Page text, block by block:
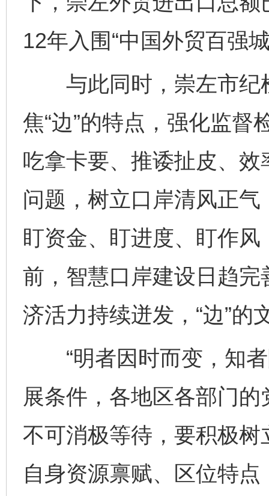
12年入围“中国外贸百强
与此同时，崇左市纪
焦“边”的特点，强化监督
吃拿卡要、推诿扯皮、
问题，树立口岸清风正
盯资金、盯进度、盯作
前，智慧口岸建设日趋
济活力持续迸发，“边”的
“明者因时而变，知者
展条件，各地区各部门
不可消极等待，要积极
自身资源禀赋、区位特